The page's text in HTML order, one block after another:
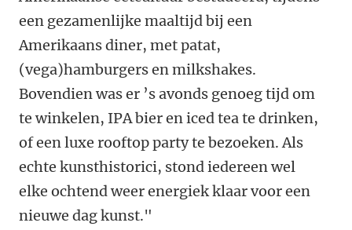
een gezamenlijke maaltijd bij een
Amerikaans diner, met patat,
(vega)hamburgers en milkshakes.
Bovendien was er ’s avonds genoeg tijd om
te winkelen, IPA bier en iced tea te drinken,
of een luxe rooftop party te bezoeken. Als
echte kunsthistorici, stond iedereen wel
elke ochtend weer energiek klaar voor een
nieuwe dag kunst."